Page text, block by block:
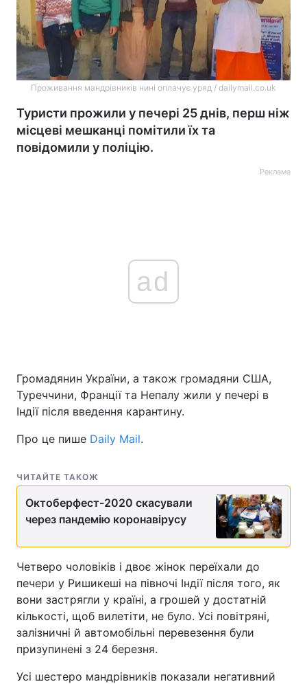
Проживання мандрівників нині оплачує уряд / dailymail.co.uk
Туристи прожили у печері 25 днів, перш ніж
місцеві мешканці помітили їх та
повідомили у поліцію.
Реклама
ad
Громадянин України, а також громадяни США,
Туреччини, Франції та Непалу жили у печері в
Індії після введення карантину.
Про це пише Daily Mail.
ЧИТАЙТЕ ТАКОЖ
Октоберфест-2020 скасували
через пандемію коронавірусу
Четверо чоловіків і двоє жінок переїхали до
печери у Ришикеші на півночі Індії після того, як
вони застрягли у країні, а грошей у достатній
кількості, щоб вилетіти, не було. Усі повітряні,
залізничні й автомобільні перевезення були
призупинені з 24 березня.
Усі шестеро мандрівників показали негативний